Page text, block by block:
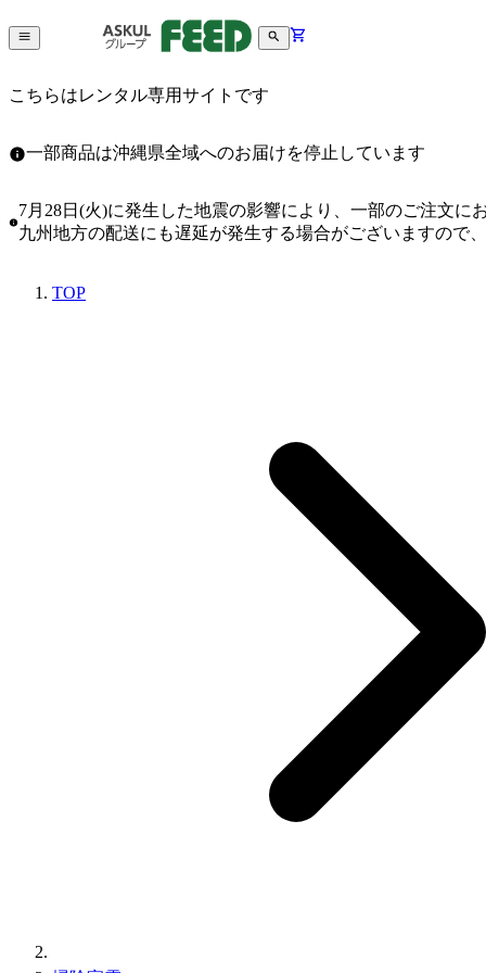
こちらはレンタル専用サイトです
一部商品は沖縄県全域へのお届けを停止しています
7月28日(火)に発生した地震の影響により、一部のご注文
九州地方の配送にも遅延が発生する場合がございますので
TOP